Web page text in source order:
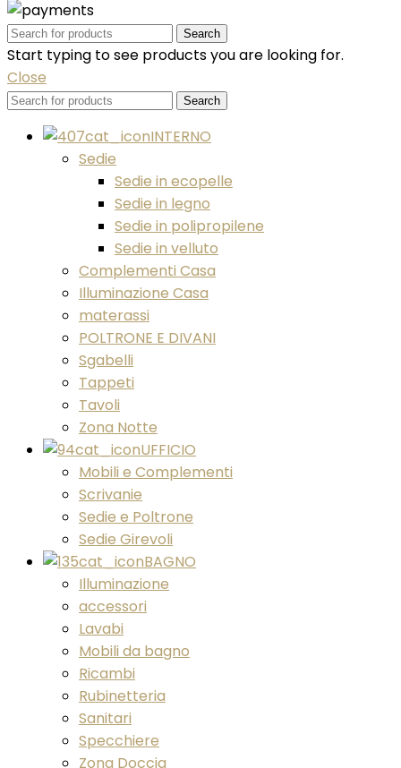
Search
Start typing to see products you are looking for.
Close
Search
INTERNO
Sedie
Sedie in ecopelle
Sedie in legno
Sedie in polipropilene
Sedie in velluto
Complementi Casa
Illuminazione Casa
materassi
POLTRONE E DIVANI
Sgabelli
Tappeti
Tavoli
Zona Notte
UFFICIO
Mobili e Complementi
Scrivanie
Sedie e Poltrone
Sedie Girevoli
BAGNO
Illuminazione
accessori
Lavabi
Mobili da bagno
Ricambi
Rubinetteria
Sanitari
Specchiere
Zona Doccia